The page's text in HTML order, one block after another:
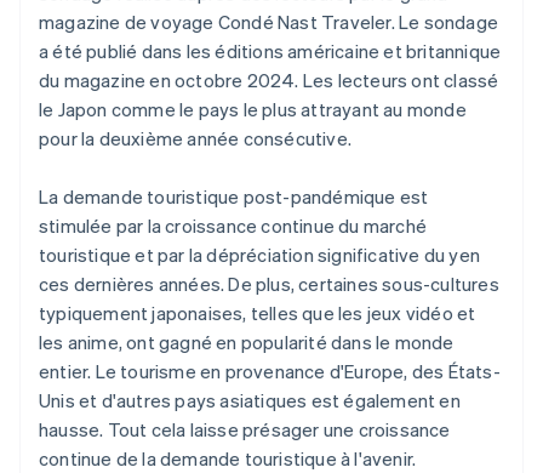
magazine de voyage Condé Nast Traveler. Le sondage
a été publié dans les éditions américaine et britannique
du magazine en octobre 2024. Les lecteurs ont classé
le Japon comme le pays le plus attrayant au monde
pour la deuxième année consécutive.
La demande touristique post-pandémique est
stimulée par la croissance continue du marché
touristique et par la dépréciation significative du yen
ces dernières années. De plus, certaines sous-cultures
typiquement japonaises, telles que les jeux vidéo et
les anime, ont gagné en popularité dans le monde
entier. Le tourisme en provenance d'Europe, des États-
Unis et d'autres pays asiatiques est également en
hausse. Tout cela laisse présager une croissance
continue de la demande touristique à l'avenir.